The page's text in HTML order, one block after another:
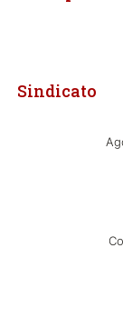
Sindicato